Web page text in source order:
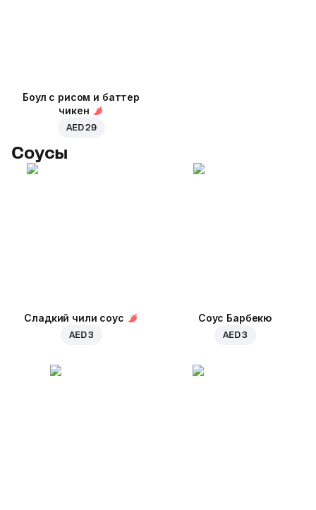
Боул с рисом и баттер
чикен
AED 29
Соусы
Сладкий чили соус
AED 3
Соус Барбекю
AED 3